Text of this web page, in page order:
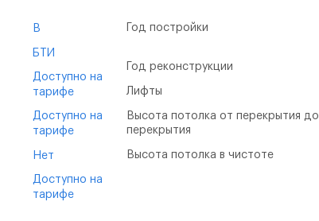
B
БТИ
Доступно на
тарифе
Доступно на
тарифе
Нет
Доступно на
тарифе
Год постройки
Год реконструкции
Лифты
Высота потолка от перекрытия до
перекрытия
Высота потолка в чистоте